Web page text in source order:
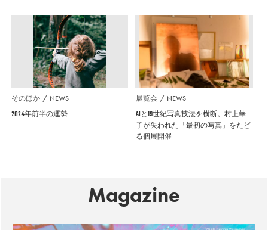
そのほか NEWS
2024年前半の運勢
展覧会 NEWS
AIと19世紀写真技法を横断。村上華
子が失われた「最初の写真」をたど
る個展開催
Magazine